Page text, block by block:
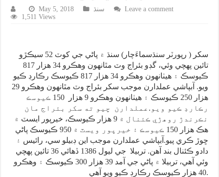
May 5, 2018 سنڌ
Leave a comment
1,511 Views
سکر ( رپورٽر سنڌسماءَچار) سنڌ ۾ پاڻي جي کوٽ 52 سيڪڙو
تائين پهچي وئي، گڊو بئراج وٽ مٿانهون وهڪرو 34 هزار 817
ڪيوسڪ ۽ هيٺانهون وهڪرو 34 هزار 817 ڪيوسڪ رڪارڊ ڪيو
ويو. آبپاشي عملدارن موجب سکر بئراج وٽ مٿانهون وهڪرو 29
هزار 250 ڪيوسڪ ۽ هيٺانهون وهڪرو 9 هزار 150 ڪيوسڪ
رڪارڊ ڪيو ويو.عملدارن چيو ته سکر بئراج مان
نڪرندڙ روهڙي ڪئنال ۾ 9 هزار ڪيوسڪ، خيرپور ايسٽ ۾
هڪ هزار 150 ڪيوسڪ ۽ خيرپور ويسٽ ۾ 950 ڪيوسڪ پاڻي
ڇوڙ ڪري پيو.آبپاشي عملدارن موجب اين ڊبيلو سي، رائيس ۽
دادو ڪئنال بند آهن. تربيلا جي ليول 1386 ڏهائي 36 تائين پهچي
وئي آهي، تربيلا ۾ پاڻي جي آمد 39 هزار 300 ڪيوسڪ ۽ وهڪرو
40 هزار ڪيوسڪ رڪارڊ ڪيو ويو آهي.